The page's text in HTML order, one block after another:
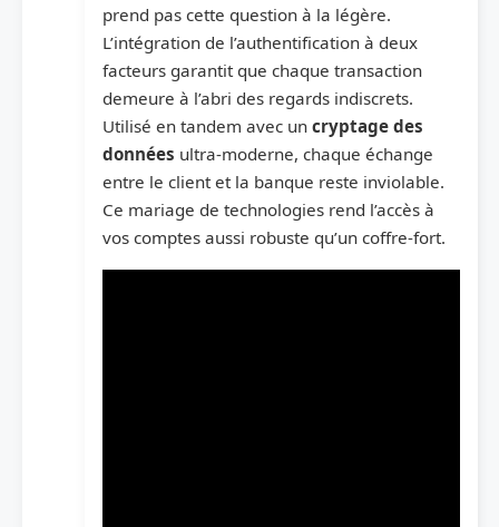
prend pas cette question à la légère.
L’intégration de l’authentification à deux
facteurs garantit que chaque transaction
demeure à l’abri des regards indiscrets.
Utilisé en tandem avec un cryptage des
données ultra-moderne, chaque échange
entre le client et la banque reste inviolable.
Ce mariage de technologies rend l’accès à
vos comptes aussi robuste qu’un coffre-fort.